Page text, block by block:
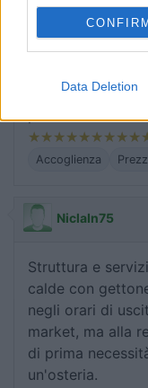
Data Deletion
Ci torneremo
sia per la parte
Cani ben
prezzo.
Accoglienza
NiclaIn75
Struttura e
calde con
negli orari di
market, ma alla
di prima
un'osteria.